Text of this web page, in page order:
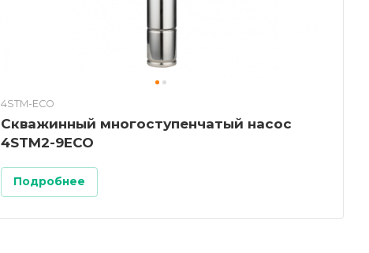
4STM-ECO
Скважинный многоступенчатый насос
4STM2-9ECO
Подробнее